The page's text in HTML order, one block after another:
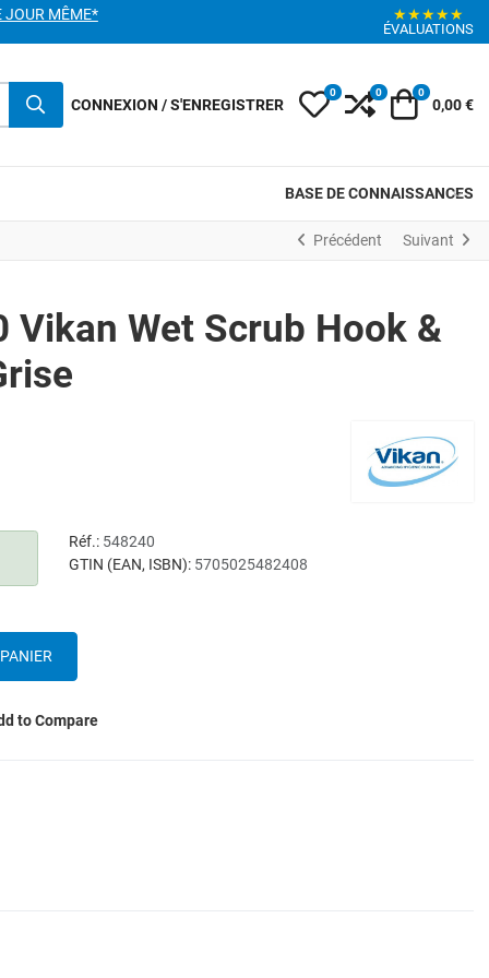
JOUR MÊME* ★★★★★
ÉVALUATIONS
CONNEXION / S'ENREGISTRER My Wishlist
0 Compare
0 Votre
0
0,00 €
BASE DE CONNAISSANCES
Précédent Suivant
Vikan Wet Scrub Hook &
Réf.: 548240
GTIN (EAN, ISBN): 5705025482408
to Compare